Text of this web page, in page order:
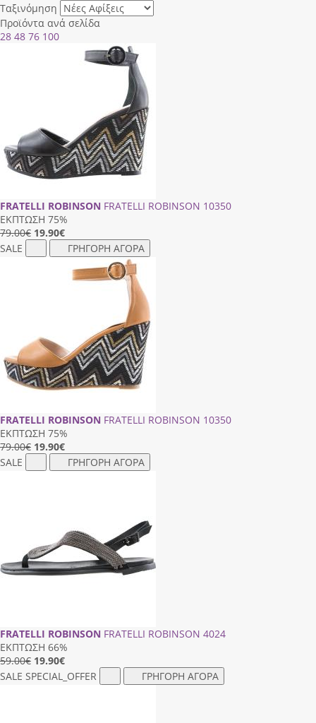
Ταξινόμηση
Προϊόντα ανά σελίδα
28 48 76 100
FRATELLI ROBINSON FRATELLI ROBINSON 10350
ΕΚΠΤΩΣΗ 75%
79.00€ 19.90€
SALE
ΓΡΗΓΟΡΗ ΑΓΟΡΑ
FRATELLI ROBINSON FRATELLI ROBINSON 10350
ΕΚΠΤΩΣΗ 75%
79.00€ 19.90€
SALE
ΓΡΗΓΟΡΗ ΑΓΟΡΑ
FRATELLI ROBINSON FRATELLI ROBINSON 4024
ΕΚΠΤΩΣΗ 66%
59.00€ 19.90€
SALE SPECIAL_OFFER ΓΡΗΓΟΡΗ ΑΓΟΡΑ